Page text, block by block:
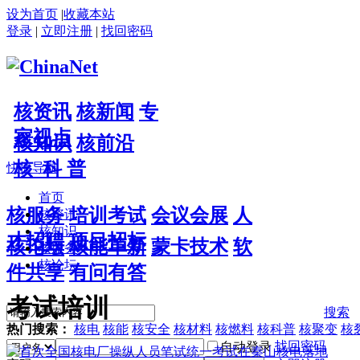
设为首页 |收藏本站
登录 | 立即注册 | 找回密码
核资讯 核新闻 专
家视点
核知识 核前沿
核 科 普
核服务 培训考试 会议会展 人
才招聘 项目招标
核论坛 核能革新 蒙卡技术 软
件共享 有问有答
搜索
热门搜索： 核电 核能 核安全 核材料 核燃料 核科普 核聚变 核
自动登录 找回密码
快捷导航
首页
核资讯
核知识
核服务
核论坛
考试培训